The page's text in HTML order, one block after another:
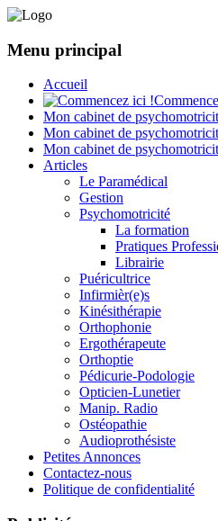
Menu principal
Accueil
Mon cabinet de
Mon cabinet de
Mon cabinet de
Articles
Le Paramédical
Gestion
Psychomotricité
La formation
Pratiques
Librairie
Puéricultrice
Infirmièr(e)s
Kinésithérapie
Orthophonie
Ergothérapeute
Orthoptie
Pédicurie-Podologie
Opticien-Lunetier
Manip. Radio
Ostéopathie
Audioprothésiste
Petites Annonces
Contactez-nous
Politique de confidentialité